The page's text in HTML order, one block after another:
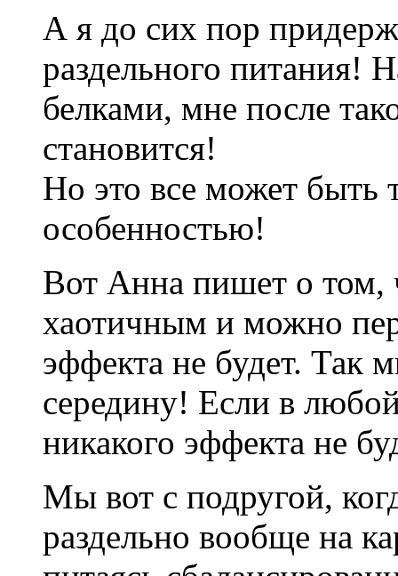
А я до сих пор
раздельного питания!
белками, мне после
становится!
Но это все может быть
особенностью!
Вот Анна пишет о том,
хаотичным и можно
эффекта не будет. Так
середину! Если в
никакого эффекта не
Мы вот с подругой,
раздельно вообще на